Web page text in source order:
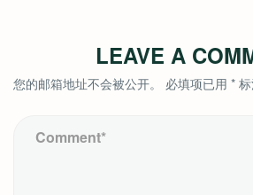
LEAVE A
您的邮箱地址不会被公开。 必填项已用 *